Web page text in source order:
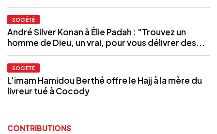
SOCIÉTÉ
André Silver Konan à Élie Padah : "Trouvez un
homme de Dieu, un vrai, pour vous délivrer des...
SOCIÉTÉ
L'imam Hamidou Berthé offre le Hajj à la mère du
livreur tué à Cocody
CONTRIBUTIONS